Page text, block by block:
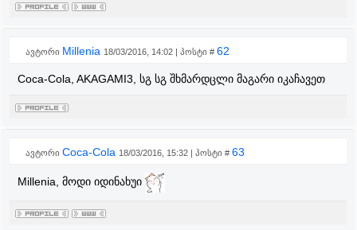
ავტორი Millenia 18/03/2016, 14:02 | პოსტი # 62
Coca-Cola, AKAGAMI3, სგ სგ შხმარდცლი მაგარი იკაჩავეთ
ავტორი Coca-Cola 18/03/2016, 15:32 | პოსტი # 63
Millenia, მოდი იდინახუი